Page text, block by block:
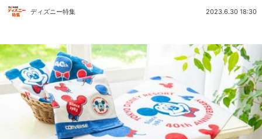
ディズニー特集 2023.6.30 18:30